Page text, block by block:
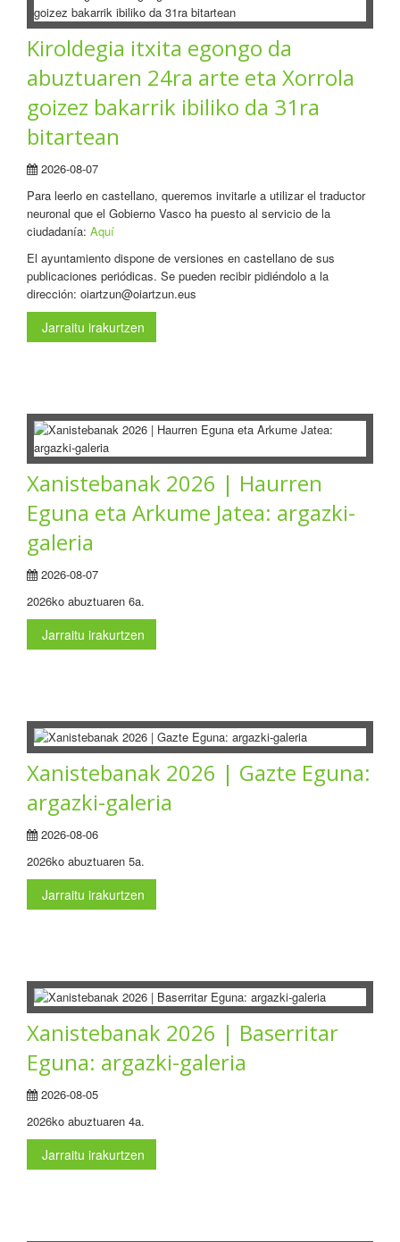
Kiroldegia itxita egongo da
abuztuaren 24ra arte eta Xorrola
goizez bakarrik ibiliko da 31ra
bitartean
2026-08-07
Para leerlo en castellano, queremos invitarle a utilizar el traductor
neuronal que el Gobierno Vasco ha puesto al servicio de la
ciudadanía: Aquí
El ayuntamiento dispone de versiones en castellano de sus
publicaciones periódicas. Se pueden recibir pidiéndolo a la
dirección: oiartzun@oiartzun.eus
Jarraitu irakurtzen
Xanistebanak 2026 | Haurren
Eguna eta Arkume Jatea: argazki-
galeria
2026-08-07
2026ko abuztuaren 6a.
Jarraitu irakurtzen
Xanistebanak 2026 | Gazte Eguna:
argazki-galeria
2026-08-06
2026ko abuztuaren 5a.
Jarraitu irakurtzen
Xanistebanak 2026 | Baserritar
Eguna: argazki-galeria
2026-08-05
2026ko abuztuaren 4a.
Jarraitu irakurtzen